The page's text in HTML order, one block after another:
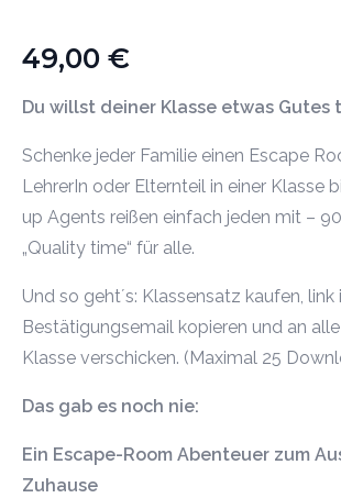
49,00 €
Du willst deiner Klasse etwas Gutes
Schenke jeder Familie einen Escape
LehrerIn oder Elternteil in einer Klasse
up Agents reißen einfach jeden mit –
„Quality time“ für alle.
Und so geht´s: Klassensatz kaufen, link
Bestätigungsemail kopieren und an
Klasse verschicken. (Maximal 25
Das gab es noch nie:
Ein Escape-Room Abenteuer zum
Zuhause